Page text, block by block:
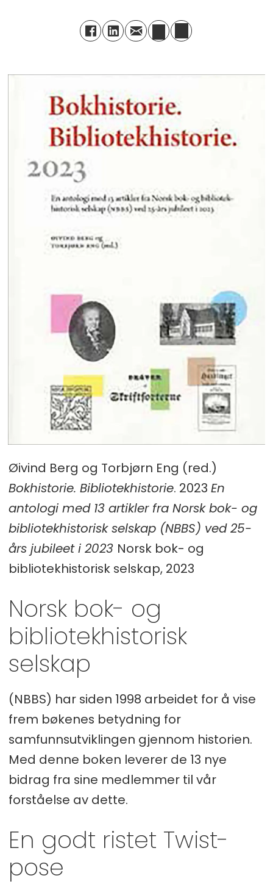
Øivind Berg og Torbjørn Eng (red.)
Bokhistorie. Bibliotekhistorie. 2023 En
antologi med 13 artikler fra Norsk bok- og
bibliotekhistorisk selskap (NBBS) ved 25-
års jubileet i 2023 Norsk bok- og
bibliotekhistorisk selskap, 2023
Norsk bok- og
bibliotekhistorisk
selskap
(NBBS) har siden 1998 arbeidet for å vise
frem bøkenes betydning for
samfunnsutviklingen gjennom historien.
Med denne boken leverer de 13 nye
bidrag fra sine medlemmer til vår
forståelse av dette.
En godt ristet Twist-
pose